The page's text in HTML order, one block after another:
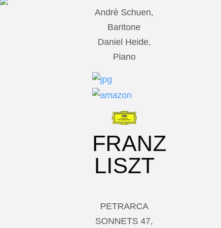
Andrè Schuen,
Baritone
Daniel Heide,
Piano
FRANZ
LISZT
PETRARCA
SONNETS 47,